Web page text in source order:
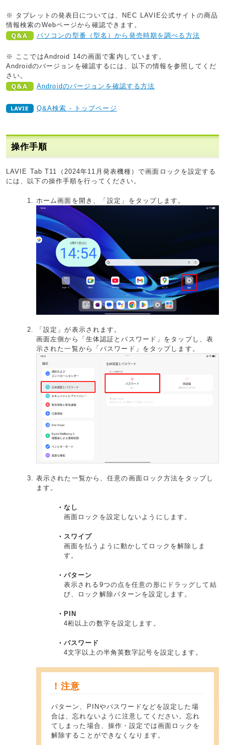
※ タブレットの発表日については、NEC LAVIE公式サイトの商品
情報検索のWebページから確認できます。
パソコンの型番（型名）から発売時期を調べる方法
※ ここではAndroid 14の画面で案内しています。
Androidのバージョンを確認するには、以下の情報を参照してくだ
さい。
Androidのバージョンを確認する方法
Q&A検索 - トップページ
操作手順
LAVIE Tab T11（2024年11月発表機種）で画面ロックを設定する
には、以下の操作手順を行ってください。
ホーム画面を開き、「設定」をタップします。
「設定」が表示されます。
画面左側から「生体認証とパスワード」をタップし、表
示された一覧から「パスワード」をタップします。
表示された一覧から、任意の画面ロック方法をタップし
ます。
なし
画面ロックを設定しないようにします。
スワイプ
画面を払うように動かしてロックを解除しま
す。
パターン
表示される9つの点を任意の形にドラッグして結
び、ロック解除パターンを設定します。
PIN
4桁以上の数字を設定します。
パスワード
4文字以上の半角英数字記号を設定します。
！注意
パターン、PINやパスワードなどを設定した場
合は、忘れないように注意してください。忘れ
てしまった場合、操作・設定では画面ロックを
解除することができなくなります。